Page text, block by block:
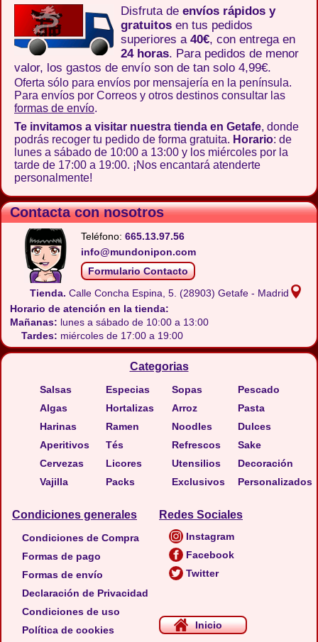
Disfruta de envíos rápidos y
gratuitos en tus pedidos
superiores a 40€, con entrega en
24 horas. Para pedidos de menor
valor, los gastos de envío son de tan solo 4,99€.
Oferta sólo para envíos por mensajería en la península.
Para envíos por Correos y otros destinos consultar las
formas de envío.
Te invitamos a visitar nuestra tienda en Getafe, donde
podrás recoger tu pedido de forma gratuita. Horario: de
lunes a sábado de 10:00 a 13:00 y los miércoles por la
tarde de 17:00 a 19:00. ¡Nos encantará atenderte
personalmente!
Contacta con nosotros
Teléfono: 665.13.97.56
info@mundonipon.com
Formulario Contacto
Tienda. Calle Concha Espina, 5. (28903) Getafe - Madrid
Horario de atención en la tienda:
Mañanas: lunes a sábado de 10:00 a 13:00
Tardes: miércoles de 17:00 a 19:00
Categorias
Salsas
Algas
Harinas
Aperitivos
Cervezas
Vajilla
Especias
Hortalizas
Ramen
Tés
Licores
Packs
Sopas
Arroz
Noodles
Refrescos
Utensilios
Exclusivos
Pescado
Pasta
Dulces
Sake
Decoración
Personalizados
Condiciones generales
Condiciones de Compra
Formas de pago
Formas de envío
Declaración de Privacidad
Condiciones de uso
Política de cookies
Redes Sociales
Instagram
Facebook
Twitter
Inicio